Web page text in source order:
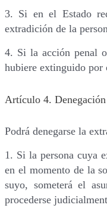
3. Si en el Estado
extradición de la
4. Si la acción penal
hubiere extinguido por
Artículo 4.
Podrá denegarse la
1. Si la persona cuya
en el momento de la
suyo, someterá el
procederse